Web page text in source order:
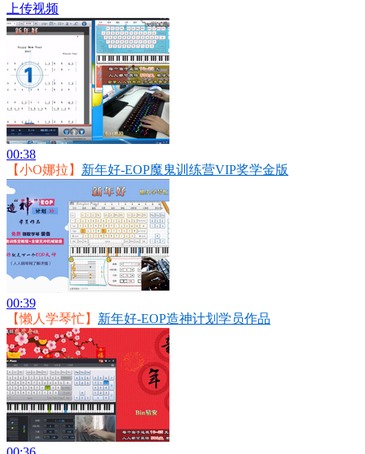
上传视频
00:38
【小O娜拉】 新年好-EOP魔鬼训练营VIP奖学金版
00:39
【懒人学琴忙】 新年好-EOP造神计划学员作品